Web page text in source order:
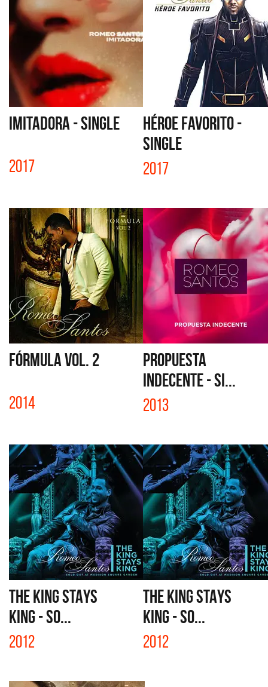
IMITADORA - SINGLE
2017
HÉROE FAVORITO -
SINGLE
2017
FÓRMULA VOL. 2
2014
PROPUESTA
INDECENTE - SI...
2013
THE KING STAYS
KING - SO...
2012
THE KING STAYS
KING - SO...
2012